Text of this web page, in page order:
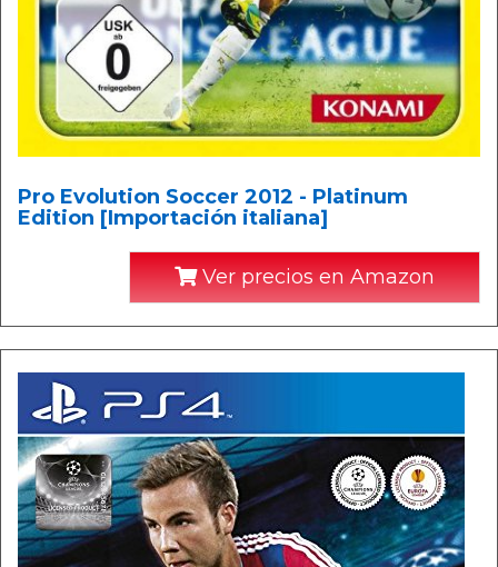
Pro Evolution Soccer 2012 - Platinum
Edition [Importación italiana]
Ver precios en Amazon